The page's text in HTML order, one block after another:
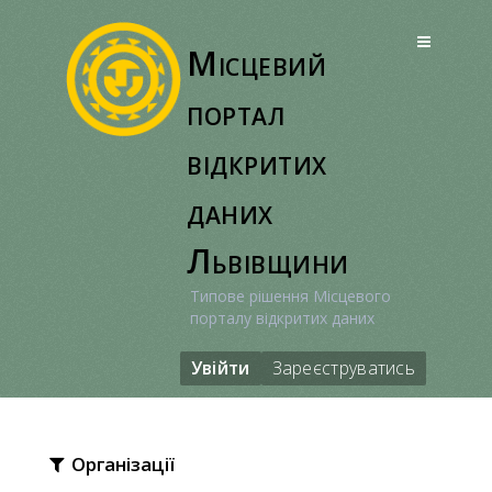
Місцевий
портал
відкритих
даних
Львівщини
Типове рішення Місцевого
порталу відкритих даних
Увійти Зареєструватись
Організації